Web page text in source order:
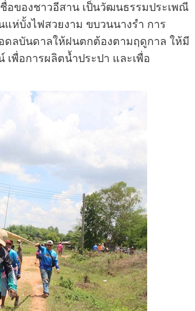
ของชาวอีสาน เป็นวัฒนธรรมประเพณี
ห่บั้งไฟสวยงาม ขบวนนางรำ การ
ดลบันดาลให้ฝนตกต้องตามฤดูกาล ให้มี
เพื่อการผลิตน้ำประปา และเพื่อ